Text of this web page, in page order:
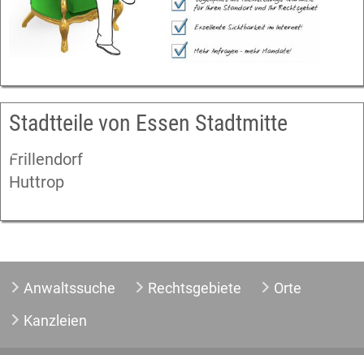
Stadtteile von Essen Stadtmitte
Frillendorf
Huttrop
Anwaltssuche Rechtsgebiete
Orte
Kanzleien